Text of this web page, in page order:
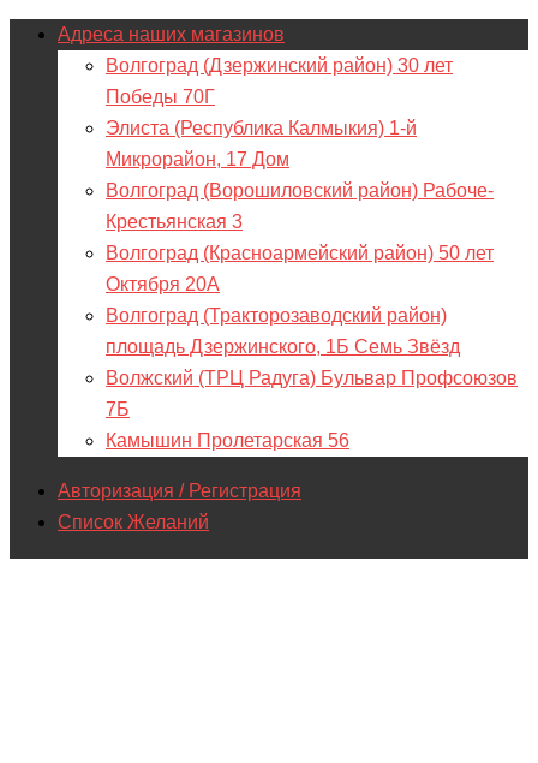
Адреса наших магазинов
Волгоград (Дзержинский район) 30 лет
Победы 70Г
Элиста (Республика Калмыкия) 1-й
Микрорайон, 17 Дом
Волгоград (Ворошиловский район) Рабоче-
Крестьянская 3
Волгоград (Красноармейский район) 50 лет
Октября 20А
Волгоград (Тракторозаводский район)
площадь Дзержинского, 1Б Семь Звёзд
Волжский (ТРЦ Радуга) Бульвар Профсоюзов
7Б
Камышин Пролетарская 56
Авторизация / Регистрация
Список Желаний